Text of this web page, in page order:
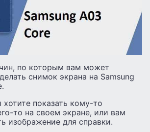
по которым вам может
снимок экрана на Samsung
показать кому-то
то на своем экране, или вам
изображение для справки.